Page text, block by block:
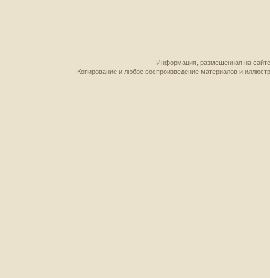
Информация, размещенная на
Копирование и любое воспроизведение материалов и